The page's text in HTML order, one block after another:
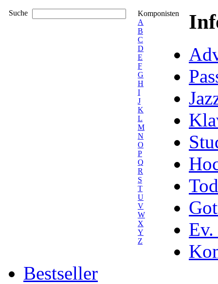
Suche
Komponisten
A
B
C
D
E
F
G
H
I
J
K
L
M
N
O
P
Q
R
S
T
U
V
W
X
Y
Z
Ev.
Bestseller